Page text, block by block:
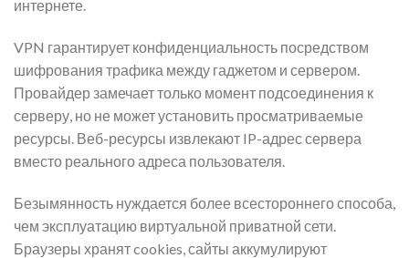
интернете.
VPN гарантирует конфиденциальность посредством
шифрования трафика между гаджетом и сервером.
Провайдер замечает только момент подсоединения к
серверу, но не может установить просматриваемые
ресурсы. Веб-ресурсы извлекают IP-адрес сервера
вместо реального адреса пользователя.
Безымянность нуждается более всестороннего способа,
чем эксплуатацию виртуальной приватной сети.
Браузеры хранят cookies, сайты аккумулируют